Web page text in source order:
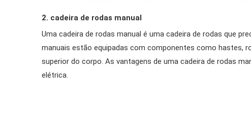
2. cadeira de rodas manual
Uma cadeira de rodas manual é uma cadeira de rodas que
manuais estão equipadas com componentes como hastes,
superior do corpo. As vantagens de uma cadeira de rodas
elétrica.